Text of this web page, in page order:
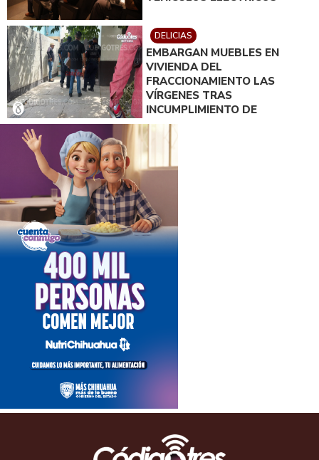
DELICIAS
EMBARGAN MUEBLES EN
VIVIENDA DEL
FRACCIONAMIENTO LAS
VÍRGENES TRAS
INCUMPLIMIENTO DE
ACUERDO DE PAGO